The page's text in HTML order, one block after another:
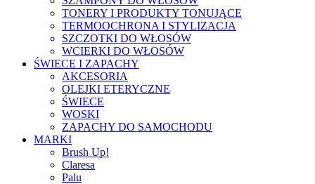
TONERY I PRODUKTY TONUJĄCE
TERMOOCHRONA I STYLIZACJA
SZCZOTKI DO WŁOSÓW
WCIERKI DO WŁOSÓW
ŚWIECE I ZAPACHY
AKCESORIA
OLEJKI ETERYCZNE
ŚWIECE
WOSKI
ZAPACHY DO SAMOCHODU
MARKI
Brush Up!
Claresa
Palu